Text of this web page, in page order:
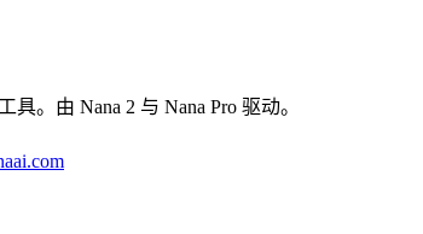
。由 Nana 2 与 Nana Pro 驱动。